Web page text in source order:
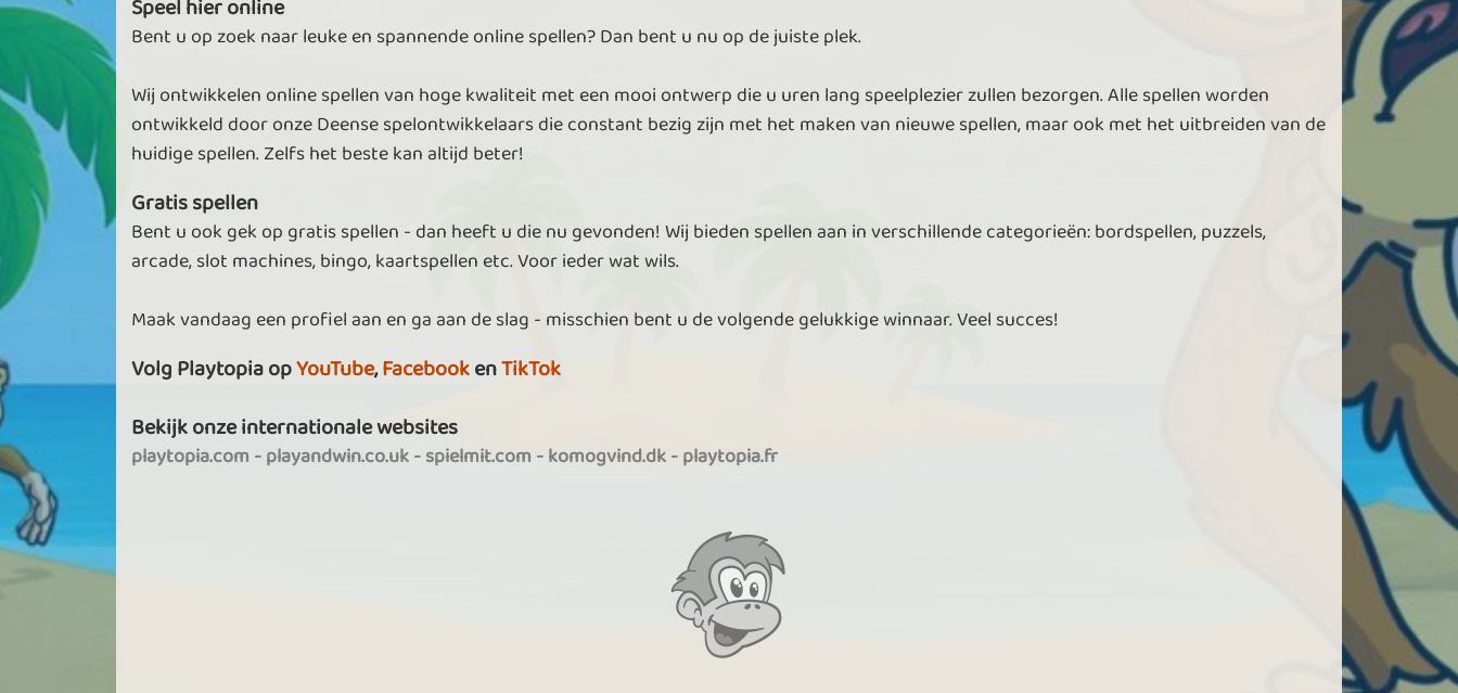
Speel hier online
Bent u op zoek naar leuke en spannende online spellen? Dan bent u nu op de juiste plek.
Wij ontwikkelen online spellen van hoge kwaliteit met een mooi ontwerp die u uren lang speelplezier zullen bezorgen. Alle spellen worden
ontwikkeld door onze Deense spelontwikkelaars die constant bezig zijn met het maken van nieuwe spellen, maar ook met het uitbreiden van de
huidige spellen. Zelfs het beste kan altijd beter!
Gratis spellen
Bent u ook gek op gratis spellen - dan heeft u die nu gevonden! Wij bieden spellen aan in verschillende categorieën: bordspellen, puzzels,
arcade, slot machines, bingo, kaartspellen etc. Voor ieder wat wils.
Maak vandaag een profiel aan en ga aan de slag - misschien bent u de volgende gelukkige winnaar. Veel succes!
Volg Playtopia opYouTube,FacebookenTikTok
Bekijk onze internationale websites
playtopia.com -playandwin.co.uk-spielmit.com-komogvind.dk-playtopia.fr